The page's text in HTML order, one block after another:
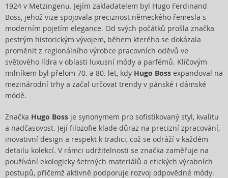
1924 v Metzingenu. Jejím zakladatelem byl Hugo Ferdinand
Boss, jehož vize spojovala preciznost německého řemesla s
moderním pojetím elegance. Od svých počátků prošla značka
pestrým historickým vývojem, během kterého se dokázala
proměnit z regionálního výrobce pracovních oděvů ve
světového lídra v oblasti luxusní módy a parfémů. Klíčovým
milníkem byl přelom 70. a 80. let, kdy Hugo Boss expandoval na
mezinárodní trhy a začal určovat trendy v pánské i dámské
módě.
Značka Hugo Boss je synonymem pro sofistikovaný styl, kvalitu
a nadčasovost. Její filozofie klade důraz na precizní zpracování,
inovativní design a respekt k tradici, což se odráží v každém
detailu kolekcí. V rámci udržitelnosti se značka zaměřuje na
používání ekologicky šetrných materiálů a etických výrobních
postupů, přičemž aktivně podporuje rozvoj odpovědné módy.